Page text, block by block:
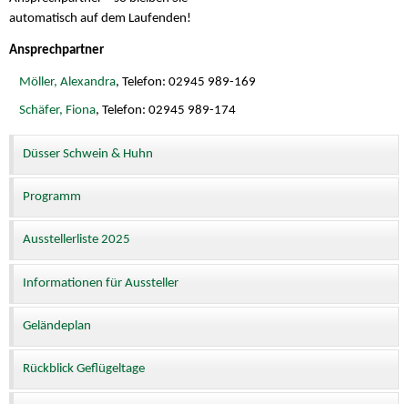
automatisch auf dem Laufenden!
Ansprechpartner
Möller, Alexandra, Telefon: 02945 989-169
Schäfer, Fiona, Telefon: 02945 989-174
Düsser Schwein & Huhn
Programm
Ausstellerliste 2025
Informationen für Aussteller
Geländeplan
Rückblick Geflügeltage